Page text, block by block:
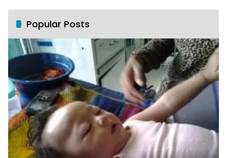
Popular Posts